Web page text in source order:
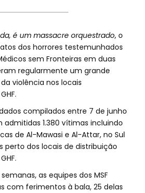
é um massacre orquestrado, o
dos horrores testemunhados
sem Fronteiras em duas
regularmente um grande
violência nos locais
compilados entre 7 de junho
admitidas 1.380 vítimas incluindo
de Al-Mawasi e Al-Attar, no Sul
perto dos locais de distribuição
as equipes dos MSF
com ferimentos à bala, 25 delas